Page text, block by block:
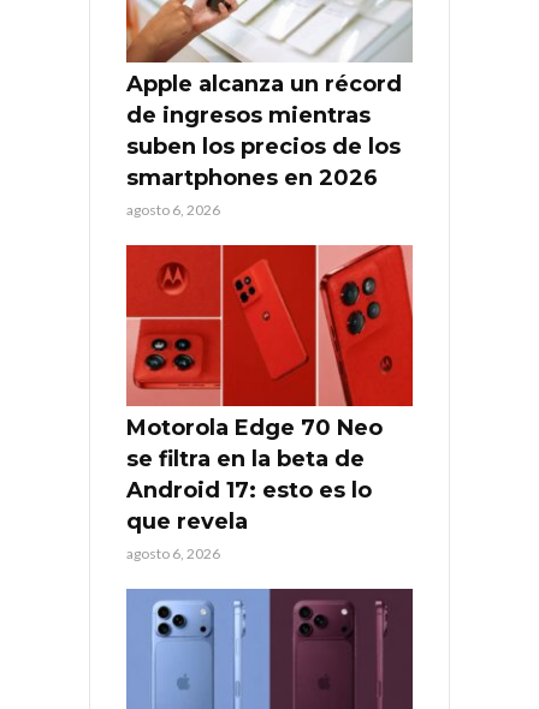
Apple alcanza un récord
de ingresos mientras
suben los precios de los
smartphones en 2026
agosto 6, 2026
Motorola Edge 70 Neo
se filtra en la beta de
Android 17: esto es lo
que revela
agosto 6, 2026